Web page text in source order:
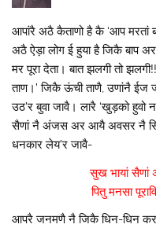
आपांरै अठै कैताणो है कै ‘आप मरतां
अठै ऐड़ा लोग ई हुया है जिकै बाप
मर पूरा देता। बात झलगी तो
ताण।’ जिकै ऊंची ताणै, उणांनै ईज
उठ’र बुवा जावै। लारै ‘खुड़को
सैणां नै अंजस अर आयै अवसर नै सिग
धनकार लेय’र जावै-
सुख भायां सैणां
पितु मनसा
आपरै जनमणै नै जिकै धिन-धिन